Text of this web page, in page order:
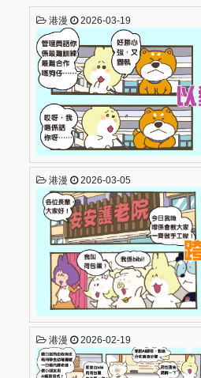
港漫 2026-03-19
港漫 2026-03-05
港漫 2026-02-19